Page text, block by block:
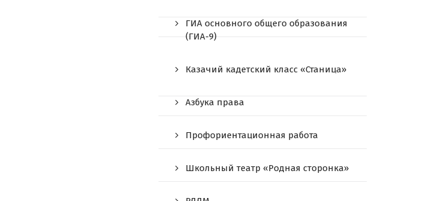
ГИА основного общего образования
(ГИА-9)
Казачий кадетский класс «Станица»
Азбука права
Профориентационная работа
Школьный театр «Родная сторонка»